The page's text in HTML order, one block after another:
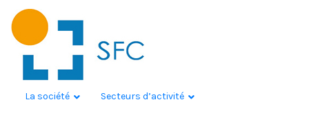
La société Secteurs d’activité